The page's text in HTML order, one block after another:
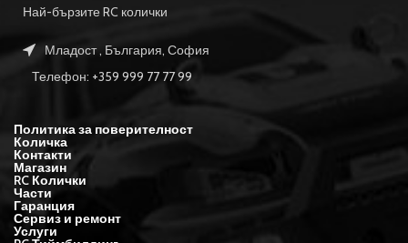
Най-бързите RC колички
Младост , България, София
Телефон: +359 999 77 77 99
Политика за поверителност
Количка
Контакти
Магазин
RC Колички
Части
Гаранция
Сервиз и ремонт
Услуги